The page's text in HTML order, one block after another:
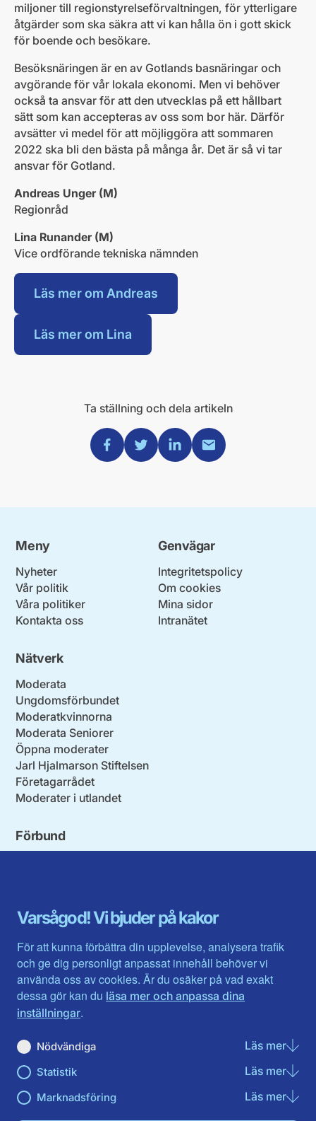
Varsågod! Vi bjuder på kakor
För att kunna förbättra din upplevelse, analysera trafik
och ge dig personligt anpassat innehåll behöver vi
använda oss av cookies. Är du osäker på vad exakt
dessa gör kan du läsa mer och anpassa dina
inställningar.
Nödvändiga Läs merom
Statistik Läs merom
Marknadsföring Läs merom
miljoner till regionstyrelseförvaltningen, för ytterligare
åtgärder som ska säkra att vi kan hålla ön i gott skick
för boende och besökare.
Besöksnäringen är en av Gotlands basnäringar och
avgörande för vår lokala ekonomi. Men vi behöver
också ta ansvar för att den utvecklas på ett hållbart
sätt som kan accepteras av oss som bor här. Därför
avsätter vi medel för att möjliggöra att sommaren
2022 ska bli den bästa på många år. Det är så vi tar
ansvar för Gotland.
Andreas Unger (M)
Regionråd
Lina Runander (M)
Vice ordförande tekniska nämnden
Läs mer om Andreas
Läs mer om Lina
Ta ställning och dela artikeln
Dela via Facebook
Dela via Twitter
Dela via Linkedin
Dela via Mail
Meny
Nyheter
Vår politik
Våra politiker
Kontakta oss
Genvägar
Integritetspolicy
Om cookies
Mina sidor
Intranätet
Nätverk
Moderata
Ungdomsförbundet
Moderatkvinnorna
Moderata Seniorer
Öppna moderater
Jarl Hjalmarson Stiftelsen
Företagarrådet
Moderater i utlandet
Förbund
Gävleborg
Halland
Jämtlands län
Jönköpings län
Kalmar län
Kronobergs län
Norrbotten
Skåne län
Värmlands län
Västerbotten
Västra Götaland
Västernorrland
Västmanland
Örebro län
Östergötland
Du hittar oss här på sociala medier
Facebook
Instagram